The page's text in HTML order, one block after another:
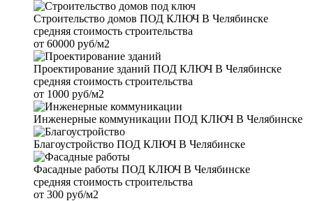
Строительство домов ПОД КЛЮЧ В Челябинске
средняя стоимость строительства
от 60000 руб/м2
Проектирование зданий ПОД КЛЮЧ В Челябинске
средняя стоимость строительства
от 1000 руб/м2
Инженерные коммуникации ПОД КЛЮЧ В Челябинске
Благоустройство ПОД КЛЮЧ В Челябинске
Фасадные работы ПОД КЛЮЧ В Челябинске
средняя стоимость строительства
от 300 руб/м2